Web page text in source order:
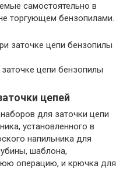
самостоятельно в
торгующем бензопилами.
цепи бензопилы
цепей
для заточки цепи
установленного в
напильника для
шаблона,
операцию, и крючка для